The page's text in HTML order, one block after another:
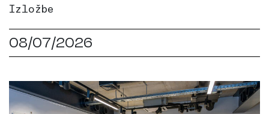
Izložbe
08/07/2026